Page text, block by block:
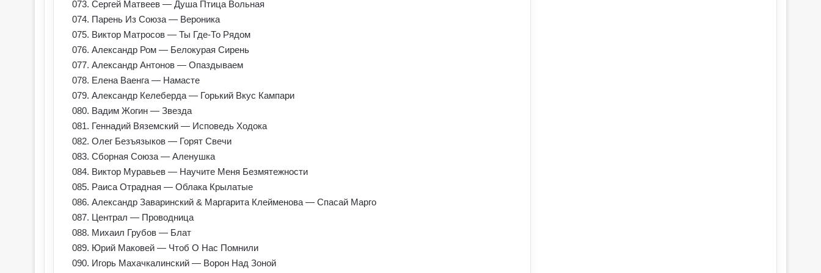
073. Сергей Матвеев — Душа Птица Вольная
074. Парень Из Союза — Вероника
075. Виктор Матросов — Ты Где-То Рядом
076. Александр Ром — Белокурая Сирень
077. Александр Антонов — Опаздываем
078. Елена Ваенга — Намасте
079. Александр Келеберда — Горький Вкус Кампари
080. Вадим Жогин — Звезда
081. Геннадий Вяземский — Исповедь Ходока
082. Олег Безъязыков — Горят Свечи
083. Сборная Союза — Аленушка
084. Виктор Муравьев — Научите Меня Безмятежности
085. Раиса Отрадная — Облака Крылатые
086. Александр Заваринский & Маргарита Клейменова — Спасай Марго
087. Централ — Проводница
088. Михаил Грубов — Блат
089. Юрий Маковей — Чтоб О Нас Помнили
090. Игорь Махачкалинский — Ворон Над Зоной